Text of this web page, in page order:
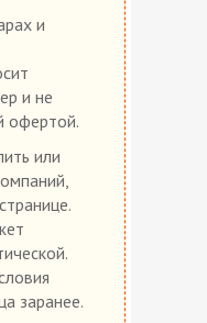
и
и не
офертой.
или
заранее.